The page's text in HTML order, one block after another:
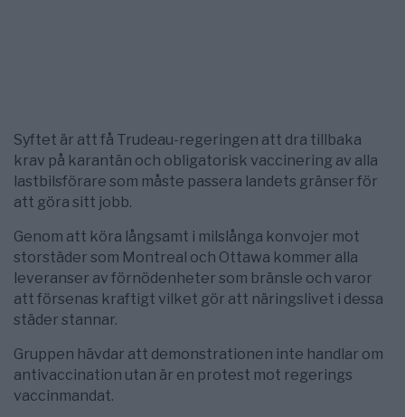
Syftet är att få Trudeau-regeringen att dra tillbaka
krav på karantän och obligatorisk vaccinering av alla
lastbilsförare som måste passera landets gränser för
att göra sitt jobb.
Genom att köra långsamt i milslånga konvojer mot
storstäder som Montreal och Ottawa kommer alla
leveranser av förnödenheter som bränsle och varor
att försenas kraftigt vilket gör att näringslivet i dessa
städer stannar.
Gruppen hävdar att demonstrationen inte handlar om
antivaccination utan är en protest mot regerings
vaccinmandat.